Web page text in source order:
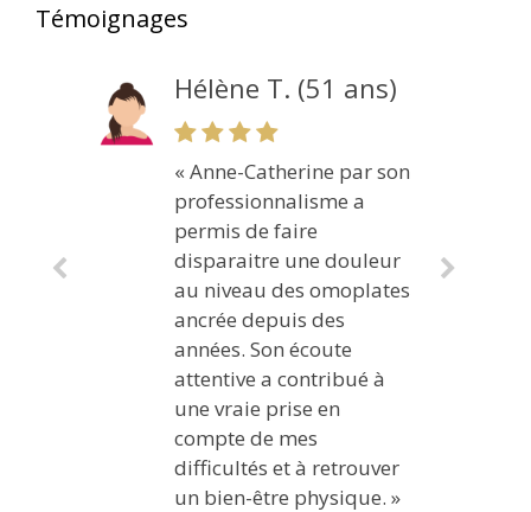
Témoignages
Hélène T. (51 ans)
« Anne-Catherine par son
professionnalisme a
permis de faire
disparaitre une douleur
au niveau des omoplates
ancrée depuis des
années. Son écoute
attentive a contribué à
une vraie prise en
compte de mes
difficultés et à retrouver
un bien-être physique. »